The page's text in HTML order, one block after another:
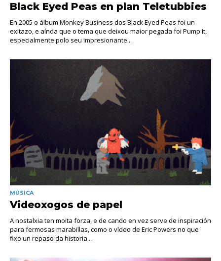
Black Eyed Peas en plan Teletubbies
En 2005 o álbum Monkey Business dos Black Eyed Peas foi un
exitazo, e aínda que o tema que deixou maior pegada foi Pump It,
especialmente polo seu impresionante...
MÚSICA
Videoxogos de papel
A nostalxia ten moita forza, e de cando en vez serve de inspiración
para fermosas marabillas, como o vídeo de Eric Powers no que
fixo un repaso da historia...